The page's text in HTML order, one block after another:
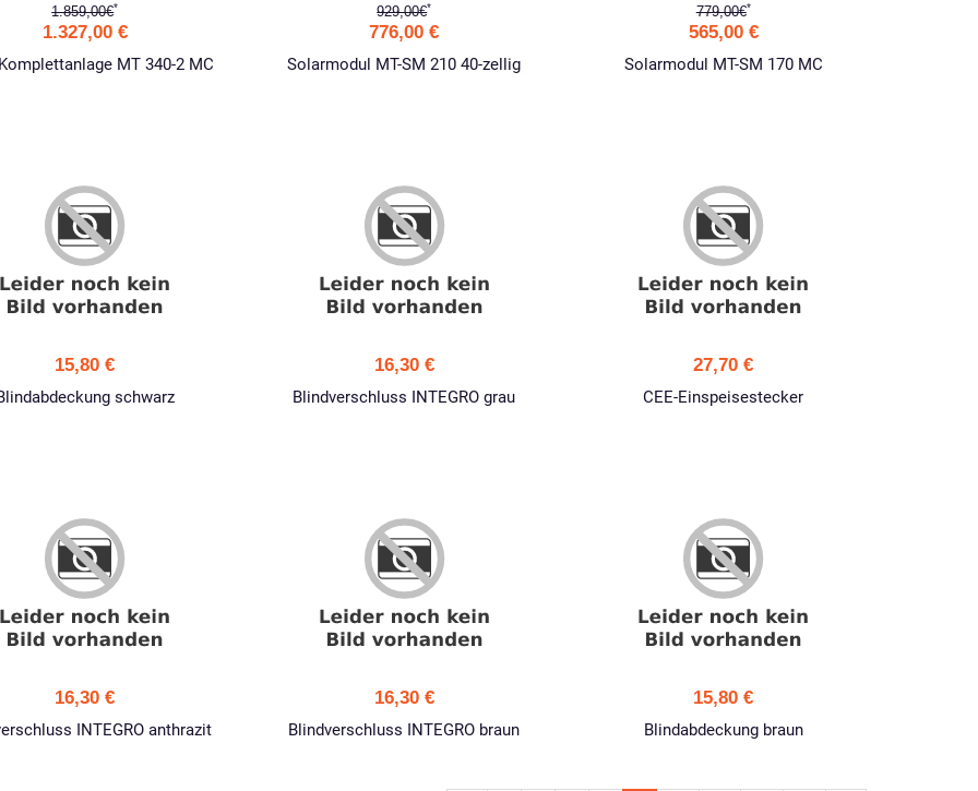
1.859,00€*
1.327,00 €
MT 340-2 MC
929,00€*
776,00 €
Solarmodul MT-SM 210 40-zellig
779,00€*
565,00 €
Solarmodul MT-SM 170 MC
15,80 €
schwarz
16,30 €
Blindverschluss INTEGRO grau
27,70 €
CEE-Einspeisestecker
16,30 €
INTEGRO anthrazit
16,30 €
Blindverschluss INTEGRO braun
15,80 €
Blindabdeckung braun